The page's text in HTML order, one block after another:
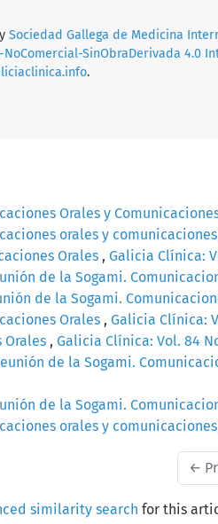
Sociedad Gallega de Medicina
SinObraDerivada 4.0
.
Orales y
orales y
Orales , Galicia Clínica:
de la Sogami.
de la Sogami.
Orales , Galicia Clínica:
Orales , Galicia Clínica: Vol. 84
de la Sogami.
de la Sogami.
orales y
←
similarity search for this